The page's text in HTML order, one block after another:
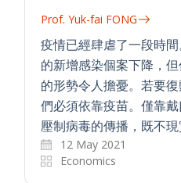
Prof. Yuk-fai FONG
疫情已經肆虐了一段時
的新增感染個案下降，
的形勢令人擔憂。若要
們必須依靠疫苗。僅靠
壓制病毒的傳播，既不
12 May 2021
Economics